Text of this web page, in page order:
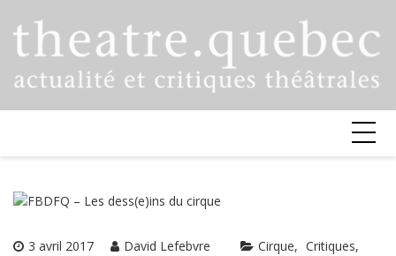
3 avril 2017 David Lefebvre Cirque
Critiques